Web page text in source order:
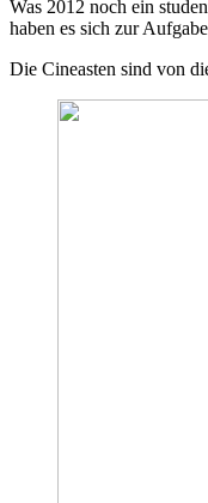
Was 2012 noch ein
haben es sich zur
Die Cineasten sind von